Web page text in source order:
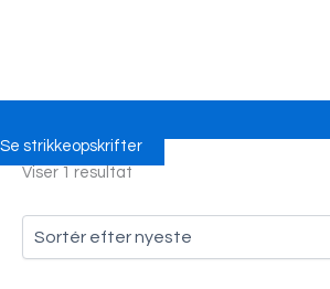
Se strikkeopskrifter
Viser 1 resultat